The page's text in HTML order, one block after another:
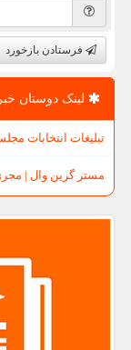
فرستادن بازخورد
لینک دوستان
تبلیغات انتخابات
مستر گرین وال |